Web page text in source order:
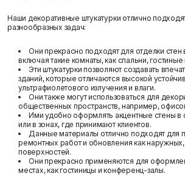
Наши декоративные штукатурки отлично
разнообразных задач:
Они прекрасно подходят для отделки
включая такие комнаты, как спальни, гостиные
Эти штукатурки позволяют создавать
зданий, которые отличаются высокой
ультрафиолетового излучения и влаги.
Они также могут использоваться для
общественных пространств, например,
Ими удобно оформлять акцентные стены
или в зонах, где принимают клиентов.
Данные материалы отлично подходят для
ремонтных работ и обновления как наружных,
поверхностей.
Они прекрасно применяются для
местах, как гостиницы и конференц-залы.